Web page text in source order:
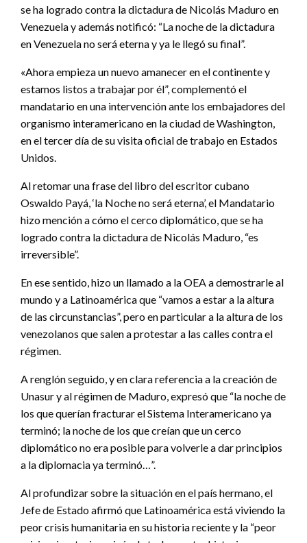
se ha logrado contra la dictadura de Nicolás Maduro en
Venezuela y además notificó: “La noche de la dictadura
en Venezuela no será eterna y ya le llegó su final”.
«Ahora empieza un nuevo amanecer en el continente y
estamos listos a trabajar por él”, complementó el
mandatario en una intervención ante los embajadores del
organismo interamericano en la ciudad de Washington,
en el tercer día de su visita oficial de trabajo en Estados
Unidos.
Al retomar una frase del libro del escritor cubano
Oswaldo Payá, ‘la Noche no será eterna’, el Mandatario
hizo mención a cómo el cerco diplomático, que se ha
logrado contra la dictadura de Nicolás Maduro, “es
irreversible”.
En ese sentido, hizo un llamado a la OEA a demostrarle al
mundo y a Latinoamérica que “vamos a estar a la altura
de las circunstancias”, pero en particular a la altura de los
venezolanos que salen a protestar a las calles contra el
régimen.
A renglón seguido, y en clara referencia a la creación de
Unasur y al régimen de Maduro, expresó que “la noche de
los que querían fracturar el Sistema Interamericano ya
terminó; la noche de los que creían que un cerco
diplomático no era posible para volverle a dar principios
a la diplomacia ya terminó…”.
Al profundizar sobre la situación en el país hermano, el
Jefe de Estado afirmó que Latinoamérica está viviendo la
peor crisis humanitaria en su historia reciente y la “peor